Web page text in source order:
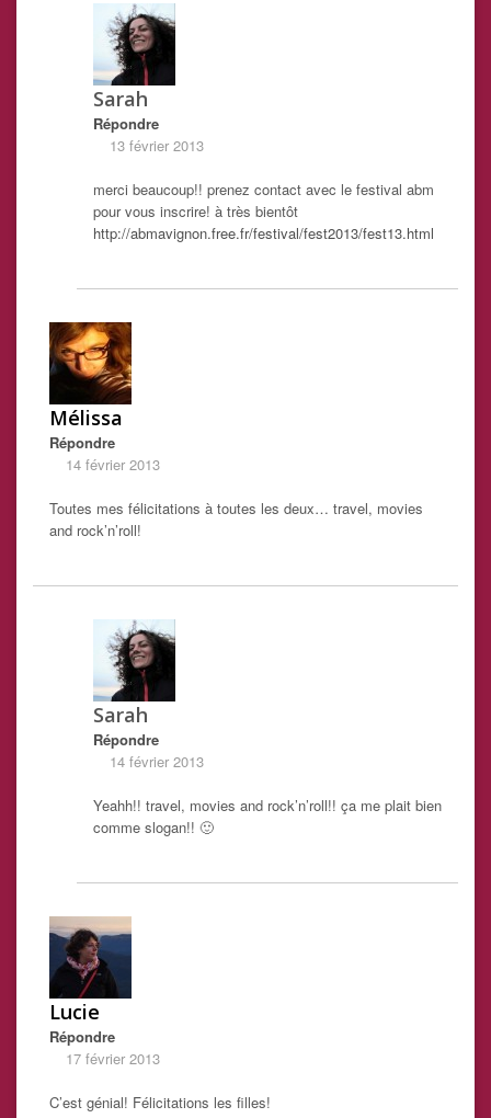
Sarah
Répondre
13 février 2013
merci beaucoup!! prenez contact avec le festival abm
pour vous inscrire! à très bientôt
http://abmavignon.free.fr/festival/fest2013/fest13.html
Mélissa
Répondre
14 février 2013
Toutes mes félicitations à toutes les deux… travel, movies
and rock’n’roll!
Sarah
Répondre
14 février 2013
Yeahh!! travel, movies and rock’n’roll!! ça me plait bien
comme slogan!! 🙂
Lucie
Répondre
17 février 2013
C’est génial! Félicitations les filles!